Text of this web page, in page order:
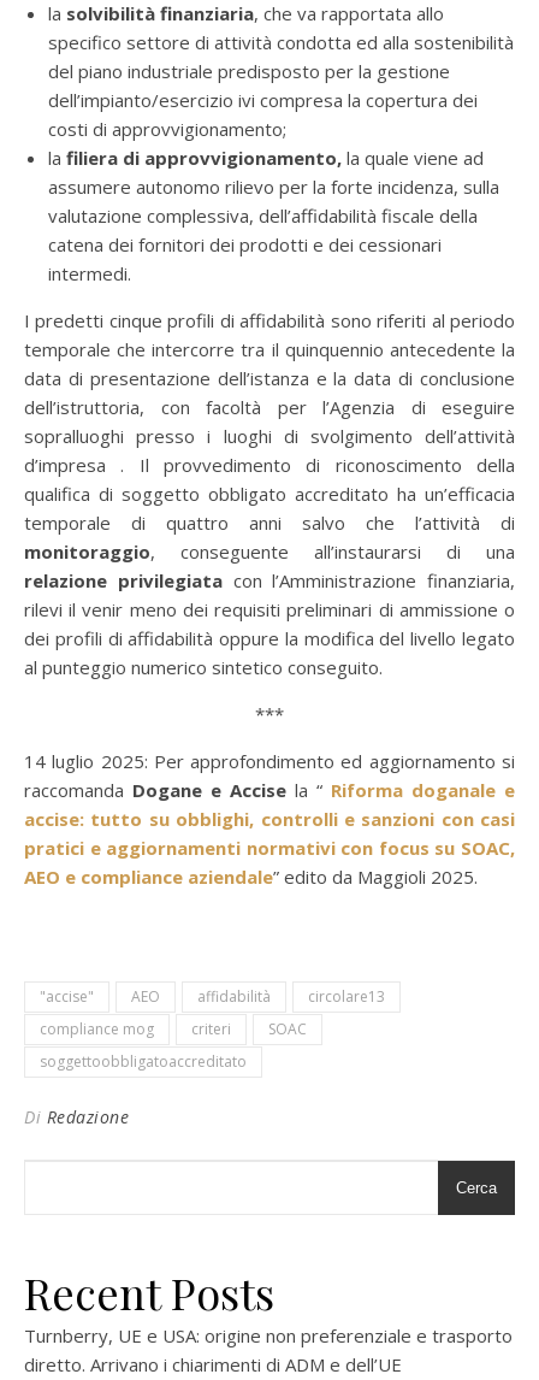
la solvibilità finanziaria, che va rapportata allo
specifico settore di attività condotta ed alla sostenibilità
del piano industriale predisposto per la gestione
dell’impianto/esercizio ivi compresa la copertura dei
costi di approvvigionamento;
la filiera di approvvigionamento, la quale viene ad
assumere autonomo rilievo per la forte incidenza, sulla
valutazione complessiva, dell’affidabilità fiscale della
catena dei fornitori dei prodotti e dei cessionari
intermedi.
I predetti cinque profili di affidabilità sono riferiti al periodo
temporale che intercorre tra il quinquennio antecedente la
data di presentazione dell’istanza e la data di conclusione
dell’istruttoria, con facoltà per l’Agenzia di eseguire
sopralluoghi presso i luoghi di svolgimento dell’attività
d’impresa . Il provvedimento di riconoscimento della
qualifica di soggetto obbligato accreditato ha un’efficacia
temporale di quattro anni salvo che l’attività di
monitoraggio, conseguente all’instaurarsi di una
relazione privilegiatacon l’Amministrazione finanziaria,
rilevi il venir meno dei requisiti preliminari di ammissione o
dei profili di affidabilità oppure la modifica del livello legato
al punteggio numerico sintetico conseguito.
***
14 luglio 2025: Per approfondimento ed aggiornamento si
raccomanda Dogane e Accise la “ Riforma doganale e
accise: tutto su obblighi, controlli e sanzioni con casi
pratici e aggiornamenti normativi con focus su SOAC,
AEO e compliance aziendale” edito da Maggioli 2025.
"accise" AEO affidabilità
circolare13
compliance mog
criteri
SOAC
soggettoobbligatoaccreditato
Di Redazione
Cerca
Recent Posts
Turnberry, UE e USA: origine non preferenziale e trasporto
diretto. Arrivano i chiarimenti di ADM e dell’UE